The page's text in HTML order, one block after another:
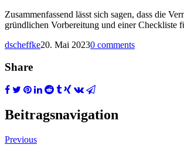
Zusammenfassend lässt sich sagen, dass die
gründlichen Vorbereitung und einer Checkliste
dscheffke20. Mai 20230 comments
Share
Beitragsnavigation
Previous